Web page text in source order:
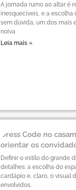
A jornada rumo ao altar é
inesquecíveis, e a escolha
sem dúvida, um dos mais
noiva
Leia mais »
Dress Code no
orientar os
Definir o estilo do grande
detalhes: a escolha do
cardápio e, claro, o visual
envolvidos.